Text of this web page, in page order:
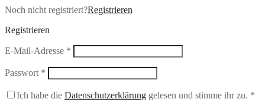
Noch nicht registriert?Registrieren
Registrieren
E-Mail-Adresse * Erforderlich
Passwort * Erforderlich
Ich habe die Datenschutzerklärung gelesen und stimme ihr zu. *